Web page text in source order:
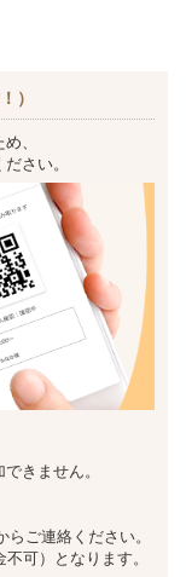
）
、
さい。
きません。
らご連絡ください。
可）となります。